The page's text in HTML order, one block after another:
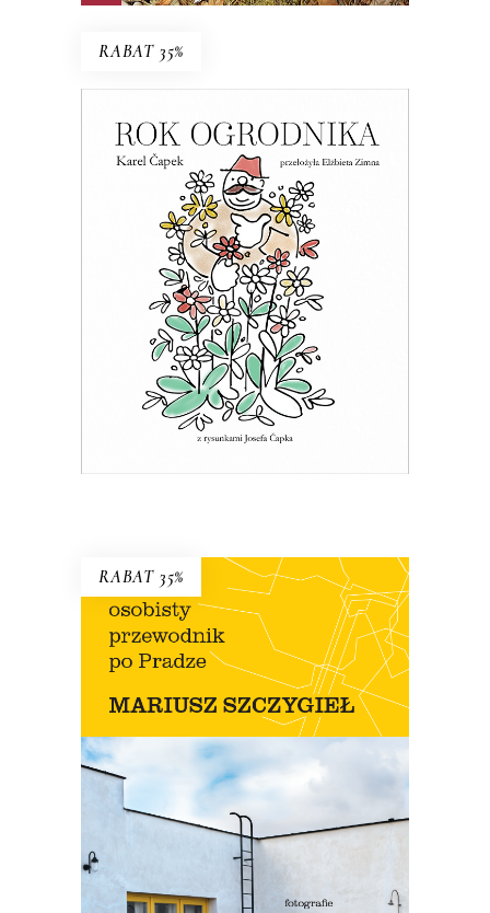
RABAT 35%
ROK OGRODNIKA
Esej o ogrodnictwie – z czeskim
przymrużeniem oka
61.00zł 39.65zł
KSIĄŻKA DO KOSZYKA
RABAT 35%
OSOBISTY PRZEWODNIK PO
PRADZE
Nowe wydanie przewodnika Szczygła!
Premiera 12 lipca
69.90zł 45.44zł
KSIĄŻKA DO KOSZYKA